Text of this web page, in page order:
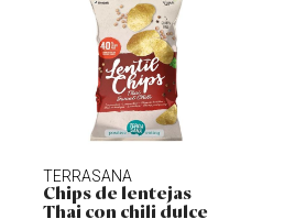
TERRASANA
Chips de lentejas
Thai con chili dulce